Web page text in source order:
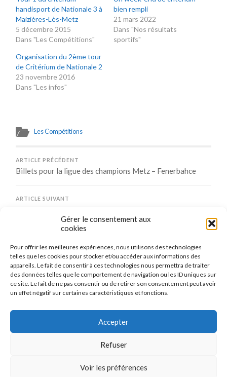
Gérer le consentement aux
cookies
Pour offrir les meilleures expériences, nous utilisons des technologies
telles que les cookies pour stocker et/ou accéder aux informations des
appareils. Le fait de consentir à ces technologies nous permettra de traiter
des données telles que le comportement de navigation ou les ID uniques sur
ce site. Le fait de ne pas consentir ou de retirer son consentement peut avoir
un effet négatif sur certaines caractéristiques et fonctions.
Accepter
Refuser
Voir les préférences
handisport de Nationale 3 à
Maizières-Lès-Metz
5 décembre 2015
Dans "Les Compétitions"
bien rempli
21 mars 2022
Dans "Nos résultats
sportifs"
Organisation du 2ème tour
de Critérium de Nationale 2
23 novembre 2016
Dans "Les infos"
Les Compétitions
ARTICLE PRÉCÉDENT
Billets pour la ligue des champions Metz – Fenerbahce
ARTICLE SUIVANT
Comments are closed.
CONNEXION
LE TENNIS DE TABLE DE MAIZIÈRES-LÈS-METZ